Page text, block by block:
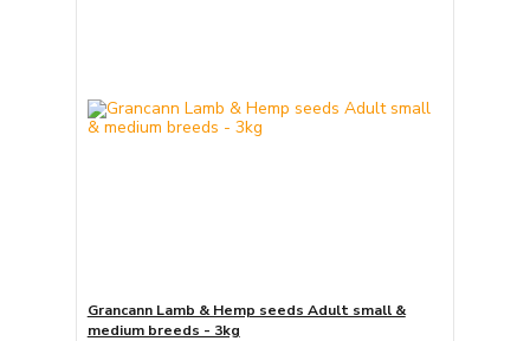
Grancann Lamb & Hemp seeds Adult small &
medium breeds - 3kg